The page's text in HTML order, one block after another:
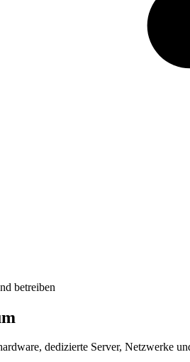
betreiben
dedizierte Server,